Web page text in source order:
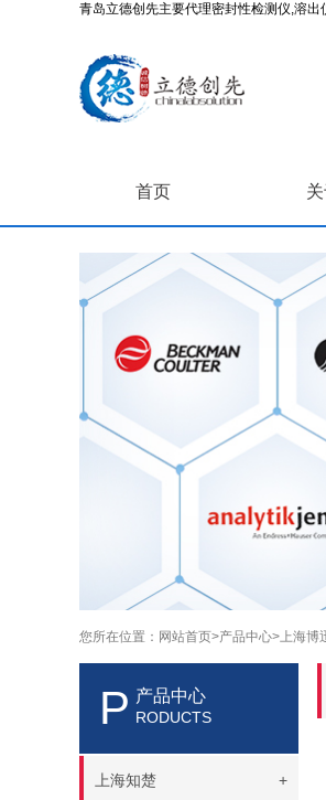
青岛立德创先主要代理密封性检测仪,溶
首页
您所在位置： 网站首页>产品中心>上海博
P 产品中心
RODUCTS
上海知楚 +